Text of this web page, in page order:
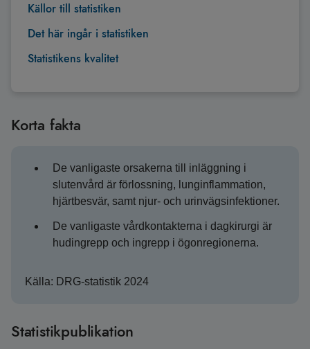
Källor till statistiken
Det här ingår i statistiken
Statistikens kvalitet
Korta fakta
De vanligaste orsakerna till inläggning i
slutenvård är förlossning, lunginflammation,
hjärtbesvär, samt njur- och urinvägsinfektioner.
De vanligaste vårdkontakterna i dagkirurgi är
hudingrepp och ingrepp i ögonregionerna.
Källa: DRG-statistik 2024
Statistikpublikation